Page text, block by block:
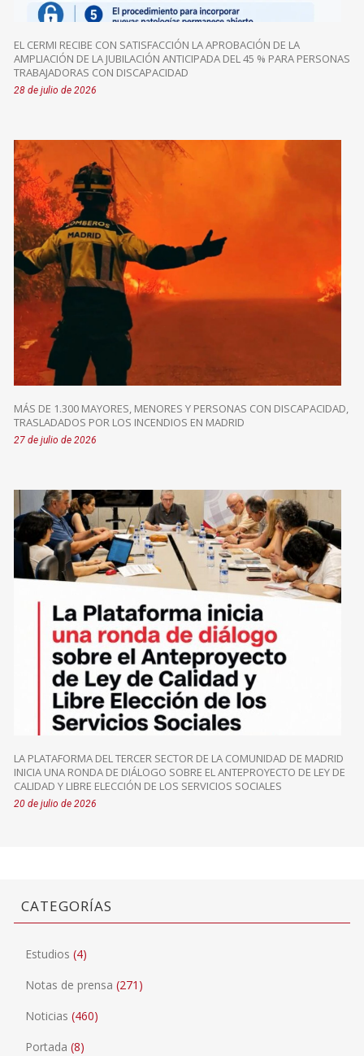
EL CERMI RECIBE CON SATISFACCIÓN LA APROBACIÓN DE LA
AMPLIACIÓN DE LA JUBILACIÓN ANTICIPADA DEL 45 % PARA PERSONAS
TRABAJADORAS CON DISCAPACIDAD
28 de julio de 2026
MÁS DE 1.300 MAYORES, MENORES Y PERSONAS CON DISCAPACIDAD,
TRASLADADOS POR LOS INCENDIOS EN MADRID
27 de julio de 2026
LA PLATAFORMA DEL TERCER SECTOR DE LA COMUNIDAD DE MADRID
INICIA UNA RONDA DE DIÁLOGO SOBRE EL ANTEPROYECTO DE LEY DE
CALIDAD Y LIBRE ELECCIÓN DE LOS SERVICIOS SOCIALES
20 de julio de 2026
CATEGORÍAS
Estudios (4)
Notas de prensa (271)
Noticias (460)
Portada (8)